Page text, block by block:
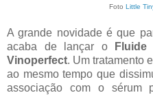
Foto Little
A grande novidade é que
acaba de lançar oFluide
Vinoperfect. Um tratamento
ao mesmo tempo que
associação com o sérum